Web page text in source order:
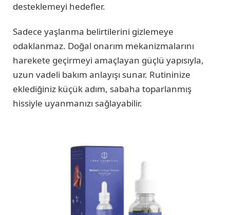
desteklemeyi hedefler.
Sadece yaşlanma belirtilerini gizlemeye
odaklanmaz. Doğal onarım mekanizmalarını
harekete geçirmeyi amaçlayan güçlü yapısıyla,
uzun vadeli bakım anlayışı sunar. Rutininize
eklediğiniz küçük adım, sabaha toparlanmış
hissiyle uyanmanızı sağlayabilir.